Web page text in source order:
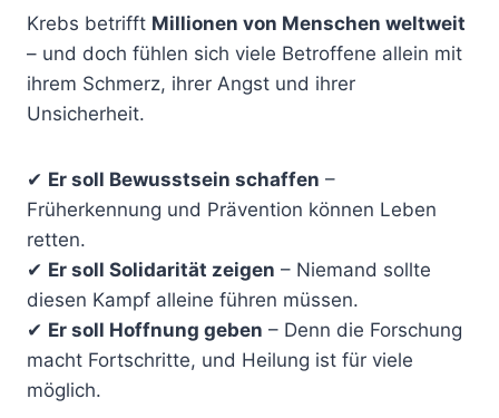
Krebs betrifft Millionen von Menschen weltweit
– und doch fühlen sich viele Betroffene allein mit
ihrem Schmerz, ihrer Angst und ihrer
Unsicherheit.
✔ Er soll Bewusstsein schaffen –
Früherkennung und Prävention können Leben
retten.
✔ Er soll Solidarität zeigen – Niemand sollte
diesen Kampf alleine führen müssen.
✔ Er soll Hoffnung geben – Denn die Forschung
macht Fortschritte, und Heilung ist für viele
möglich.